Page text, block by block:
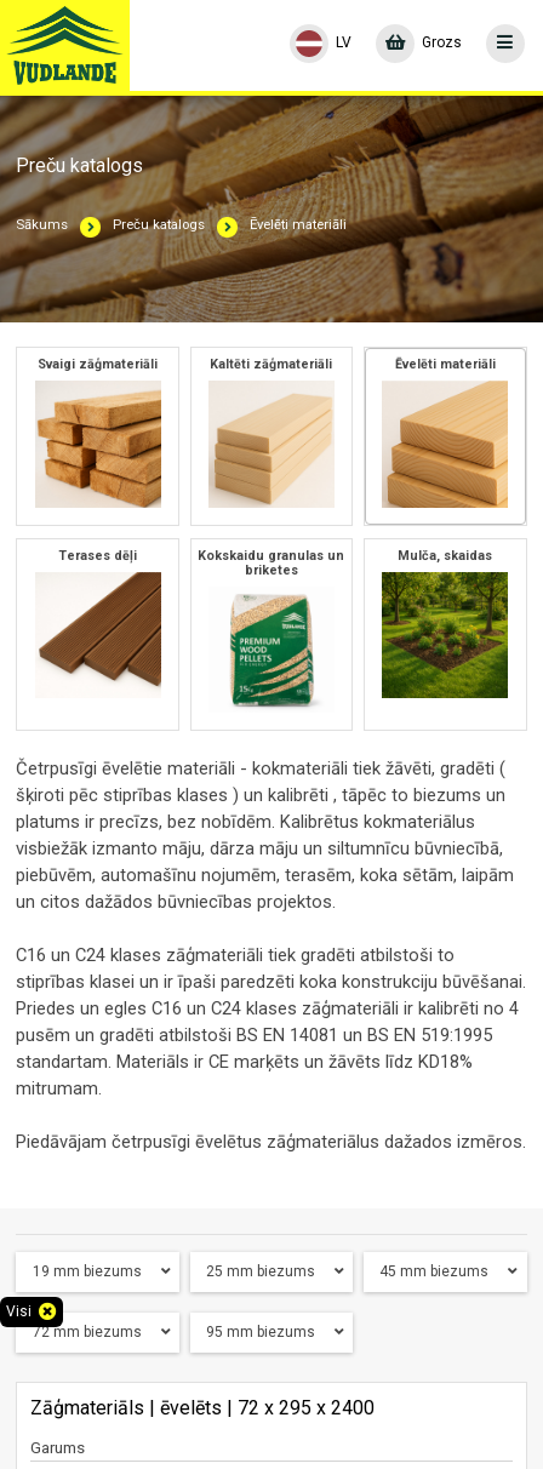
Grozs
LV
Preču katalogs
Sākums Preču katalogs Ēvelēti materiāli
Svaigi zāģmateriāli Kaltēti zāģmateriāli Ēvelēti materiāli
Terases dēļi
Kokskaidu granulas un
briketes
Mulča, skaidas
Četrpusīgi ēvelētie materiāli - kokmateriāli tiek žāvēti, gradēti (
šķiroti pēc stiprības klases ) un kalibrēti , tāpēc to biezums un
platums ir precīzs, bez nobīdēm. Kalibrētus kokmateriālus
visbiežāk izmanto māju, dārza māju un siltumnīcu būvniecībā,
piebūvēm, automašīnu nojumēm, terasēm, koka sētām, laipām
un citos dažādos būvniecības projektos.
C16 un C24 klases zāģmateriāli tiek gradēti atbilstoši to
stiprības klasei un ir īpaši paredzēti koka konstrukciju būvēšanai.
Priedes un egles C16 un C24 klases zāģmateriāli ir kalibrēti no 4
pusēm un gradēti atbilstoši BS EN 14081 un BS EN 519:1995
standartam. Materiāls ir CE marķēts un žāvēts līdz KD18%
mitrumam.
Piedāvājam četrpusīgi ēvelētus zāģmateriālus dažados izmēros.
19 mm biezums 25 mm biezums 45 mm biezums
72 mm biezums
Visi
95 mm biezums
Zāģmateriāls | ēvelēts | 72 x 295 x 2400
Garums